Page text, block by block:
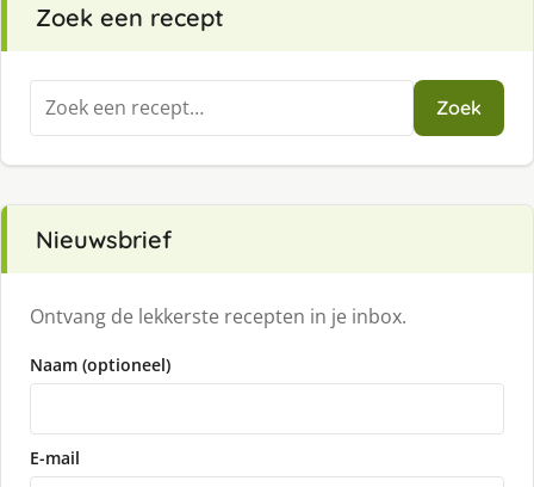
Zoek een recept
Zoeken
naar:
Zoek
Nieuwsbrief
Ontvang de lekkerste recepten in je inbox.
Naam (optioneel)
E-mail